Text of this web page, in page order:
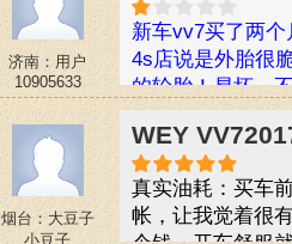
也是我个人非常
以前了。还有这
考虑安全性，只
接去提车了。本
为什么省油了，
济南：用户
10905633
新车vv7买了两
4s店说是外胎很
的轮胎！易坏、
的时候说长城是
烟台：大豆子
小豆子
WEY
真实油耗：买车
帐，让我觉着很